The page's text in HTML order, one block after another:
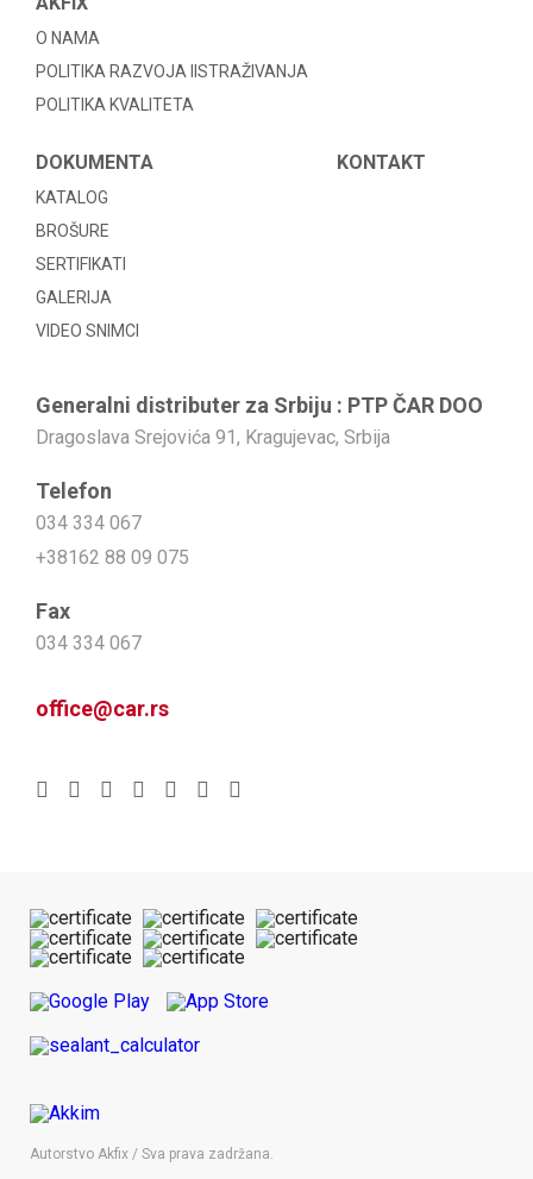
O NAMA
POLITIKA RAZVOJA IISTRAŽIVANJA
POLITIKA KVALITETA
DOKUMENTA
KATALOG
BROŠURE
SERTIFIKATI
GALERIJA
VIDEO SNIMCI
KONTAKT
Generalni distributer za Srbiju : PTP ČAR DOO
Dragoslava Srejovića 91, Kragujevac, Srbija
Telefon
034 334 067
+38162 88 09 075
Fax
034 334 067
office@car.rs
Autorstvo Akfix / Sva prava zadržana.